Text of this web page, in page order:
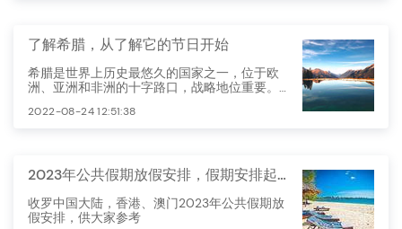
了解希腊，从了解它的节日开始
希腊是世界上历史最悠久的国家之一，位于欧
洲、亚洲和非洲的十字路口，战略地位重要。
北部邻北马其顿和保加利亚，东北邻土耳其。
2022-08-24 12:51:38
2023年公共假期放假安排，假期安排起来
收罗中国大陆，香港、澳门2023年公共假期放
假安排，供大家参考